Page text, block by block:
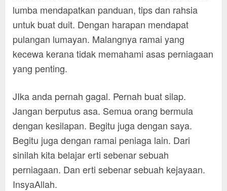
lumba mendapatkan panduan, tips dan rahsia
untuk buat duit. Dengan harapan mendapat
pulangan lumayan. Malangnya ramai yang
kecewa kerana tidak memahami asas perniagaan
yang penting.
JIka anda pernah gagal. Pernah buat silap.
Jangan berputus asa. Semua orang bermula
dengan kesilapan. Begitu juga dengan saya.
Begitu juga dengan ramai peniaga lain. Dari
sinilah kita belajar erti sebenar sebuah
perniagaan. Dan erti sebenar sebuah kejayaan.
InsyaAllah.